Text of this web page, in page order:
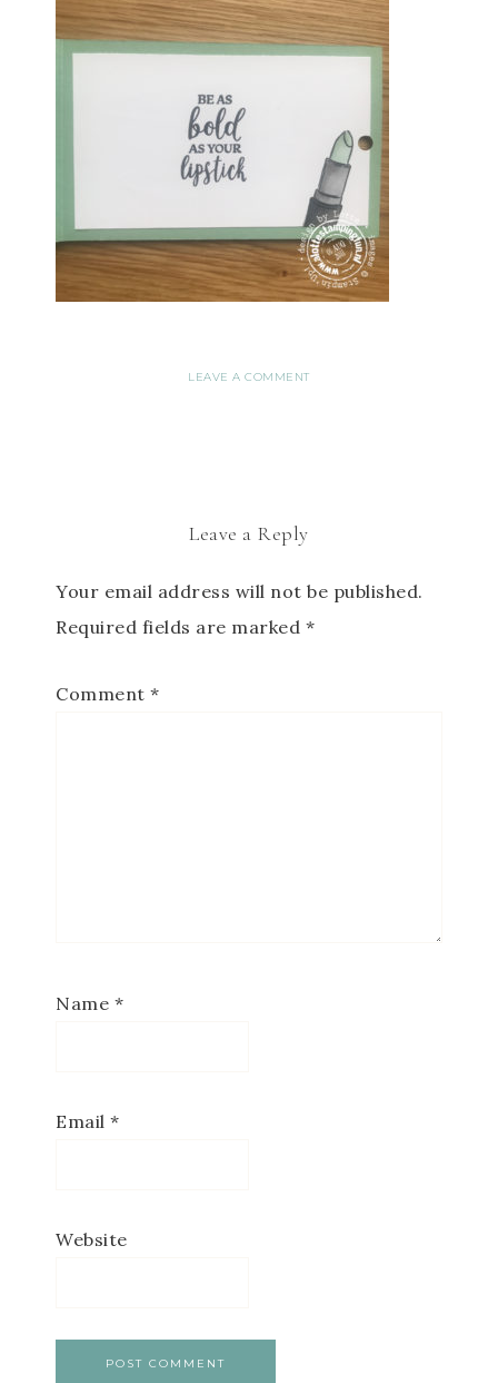
LEAVE A COMMENT
Leave a Reply
Your email address will not be published.
Required fields are marked *
Comment *
Name *
Email *
Website